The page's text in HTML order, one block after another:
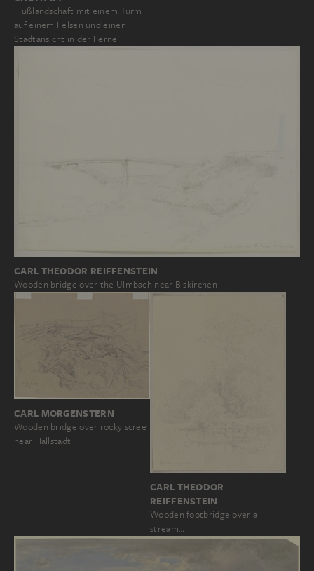
Flußlandschaft mit einem Turm
auf einem Felsen und einer
Stadtansicht in der Ferne
CARL THEODOR REIFFENSTEIN
Wooden bridge over the Ulmbach near Biskirchen
CARL MORGENSTERN
Wooden bridge over rocky scree
near Hallstadt
CARL THEODOR
REIFFENSTEIN
Wooden footbridge over a
stream…